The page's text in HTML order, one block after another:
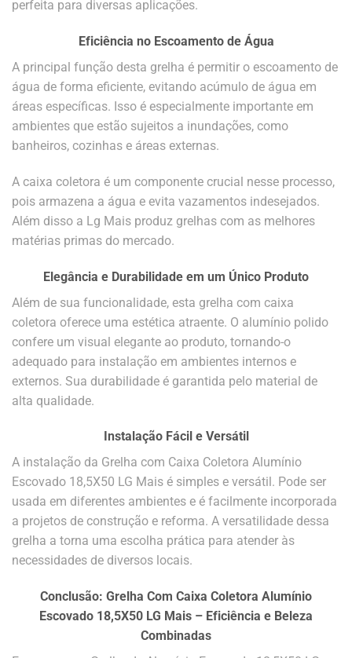
perfeita para diversas aplicações.
Eficiência no Escoamento de Água
A principal função desta grelha é permitir o escoamento de
água de forma eficiente, evitando acúmulo de água em
áreas específicas. Isso é especialmente importante em
ambientes que estão sujeitos a inundações, como
banheiros, cozinhas e áreas externas.
A caixa coletora é um componente crucial nesse processo,
pois armazena a água e evita vazamentos indesejados.
Além disso a Lg Mais produz grelhas com as melhores
matérias primas do mercado.
Elegância e Durabilidade em um Único Produto
Além de sua funcionalidade, esta grelha com caixa
coletora oferece uma estética atraente. O alumínio polido
confere um visual elegante ao produto, tornando-o
adequado para instalação em ambientes internos e
externos. Sua durabilidade é garantida pelo material de
alta qualidade.
Instalação Fácil e Versátil
A instalação da Grelha com Caixa Coletora Alumínio
Escovado 18,5X50 LG Mais é simples e versátil. Pode ser
usada em diferentes ambientes e é facilmente incorporada
a projetos de construção e reforma. A versatilidade dessa
grelha a torna uma escolha prática para atender às
necessidades de diversos locais.
Conclusão: Grelha Com Caixa Coletora Alumínio
Escovado 18,5X50 LG Mais – Eficiência e Beleza
Combinadas